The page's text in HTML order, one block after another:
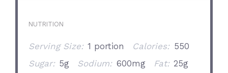
NUTRITION
Serving Size: 1 portion Calories: 550
Sugar: 5g Sodium: 600mg Fat: 25g